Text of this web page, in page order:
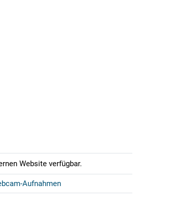
Website verfügbar.
Aufnahmen